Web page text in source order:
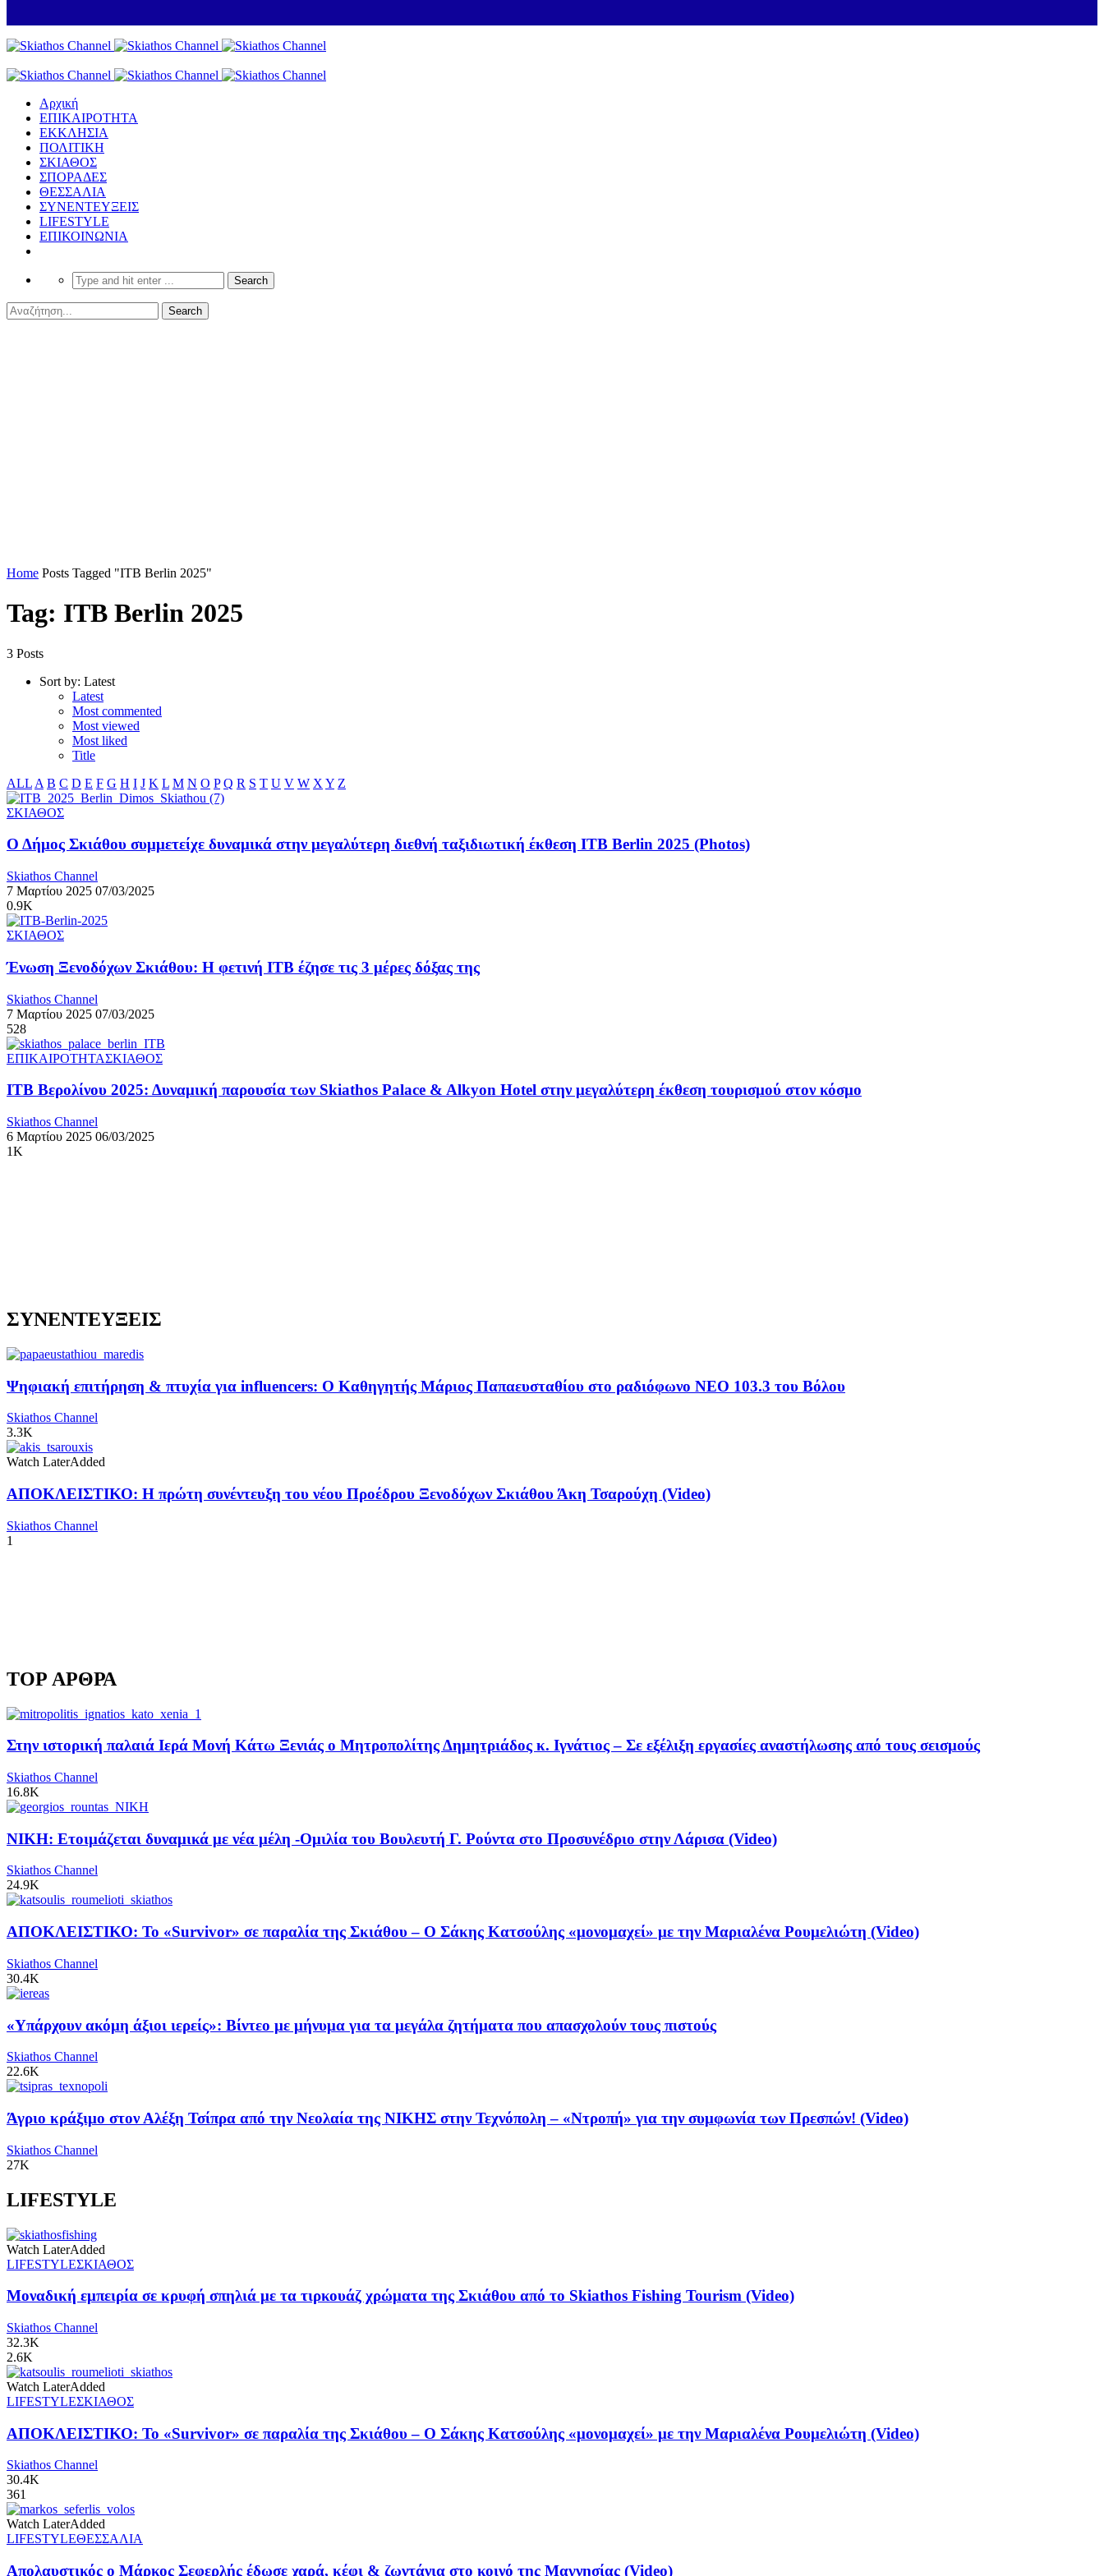
Αρχική
ΕΠΙΚΑΙΡΟΤΗΤΑ
ΕΚΚΛΗΣΙΑ
ΠΟΛΙΤΙΚΗ
ΣΚΙΑΘΟΣ
ΣΠΟΡΑΔΕΣ
ΘΕΣΣΑΛΙΑ
ΣΥΝΕΝΤΕΥΞΕΙΣ
LIFESTYLE
ΕΠΙΚΟΙΝΩΝΙΑ
Home Posts Tagged "ITB Berlin 2025"
Tag: ITB Berlin 2025
3 Posts
Sort by: Latest
Latest
Most commented
Most viewed
Most liked
Title
ALL A B C D E F G H I J K L M N O P Q R S T U V W X Y Z
ΣΚΙΑΘΟΣ
Ο Δήμος Σκιάθου συμμετείχε δυναμικά στην μεγαλύτερη διεθνή ταξιδιωτική έκθεση ΙΤΒ Berlin 2025 (Photos)
Skiathos Channel
7 Μαρτίου 2025 07/03/2025
0.9K
ΣΚΙΑΘΟΣ
Ένωση Ξενοδόχων Σκιάθου: H φετινή ΙΤΒ έζησε τις 3 μέρες δόξας της
Skiathos Channel
7 Μαρτίου 2025 07/03/2025
528
ΕΠΙΚΑΙΡΟΤΗΤΑΣΚΙΑΘΟΣ
ΙΤΒ Βερολίνου 2025: Δυναμική παρουσία των Skiathos Palace & Alkyon Hotel στην μεγαλύτερη έκθεση τουρισμού στον κόσμο
Skiathos Channel
6 Μαρτίου 2025 06/03/2025
1K
ΣΥΝΕΝΤΕΥΞΕΙΣ
Ψηφιακή επιτήρηση & πτυχία για influencers: Ο Καθηγητής Μάριος Παπαευσταθίου στο ραδιόφωνο NEO 103.3 του Βόλου
Skiathos Channel
3.3K
Watch LaterAdded
ΑΠΟΚΛΕΙΣΤΙΚΟ: Η πρώτη συνέντευξη του νέου Προέδρου Ξενοδόχων Σκιάθου Άκη Τσαρούχη (Video)
Skiathos Channel
1
TOP ΑΡΘΡΑ
Στην ιστορική παλαιά Ιερά Μονή Κάτω Ξενιάς ο Μητροπολίτης Δημητριάδος κ. Ιγνάτιος – Σε εξέλιξη εργασίες αναστήλωσης από τους σεισμούς
Skiathos Channel
16.8K
ΝΙΚΗ: Ετοιμάζεται δυναμικά με νέα μέλη -Ομιλία του Βουλευτή Γ. Ρούντα στο Προσυνέδριο στην Λάρισα (Video)
Skiathos Channel
24.9K
ΑΠΟΚΛΕΙΣΤΙΚΟ: Το «Survivor» σε παραλία της Σκιάθου – Ο Σάκης Κατσούλης «μονομαχεί» με την Μαριαλένα Ρουμελιώτη (Video)
Skiathos Channel
30.4K
«Υπάρχουν ακόμη άξιοι ιερείς»: Βίντεο με μήνυμα για τα μεγάλα ζητήματα που απασχολούν τους πιστούς
Skiathos Channel
22.6K
Άγριο κράξιμο στον Αλέξη Τσίπρα από την Νεολαία της ΝΙΚΗΣ στην Τεχνόπολη – «Ντροπή» για την συμφωνία των Πρεσπών! (Video)
Skiathos Channel
27K
LIFESTYLE
Watch LaterAdded
LIFESTYLEΣΚΙΑΘΟΣ
Μοναδική εμπειρία σε κρυφή σπηλιά με τα τιρκουάζ χρώματα της Σκιάθου από το Skiathos Fishing Tourism (Video)
Skiathos Channel
32.3K
2.6K
Watch LaterAdded
LIFESTYLEΣΚΙΑΘΟΣ
ΑΠΟΚΛΕΙΣΤΙΚΟ: Το «Survivor» σε παραλία της Σκιάθου – Ο Σάκης Κατσούλης «μονομαχεί» με την Μαριαλένα Ρουμελιώτη (Video)
Skiathos Channel
30.4K
361
Watch LaterAdded
LIFESTYLEΘΕΣΣΑΛΙΑ
Απολαυστικός ο Μάρκος Σεφερλής έδωσε χαρά, κέφι & ζωντάνια στο κοινό της Μαγνησίας (Video)